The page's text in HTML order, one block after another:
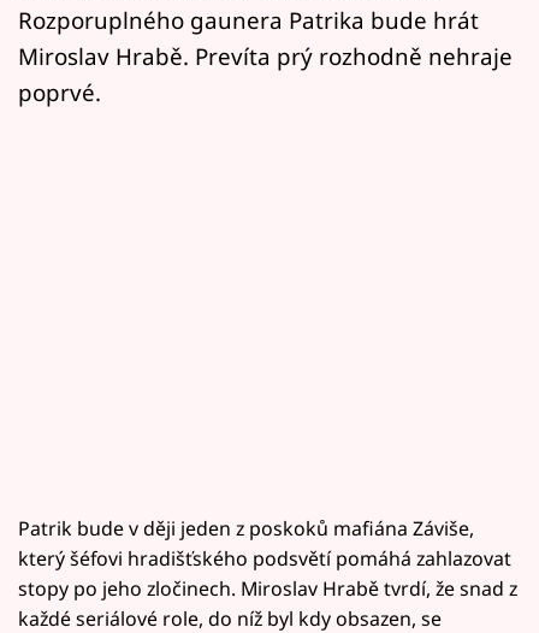
Přihlášení
Rozporuplného gaunera Patrika bude hrát
Miroslav Hrabě. Prevíta prý rozhodně nehraje
poprvé.
Patrik bude v ději jeden z poskoků mafiána Záviše,
který šéfovi hradišťského podsvětí pomáhá zahlazovat
stopy po jeho zločinech. Miroslav Hrabě tvrdí, že snad z
každé seriálové role, do níž byl kdy obsazen, se